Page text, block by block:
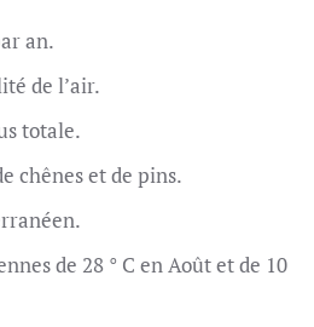
an.
de l’air.
totale.
chênes et de pins.
de 28 ° C en Août et de 10